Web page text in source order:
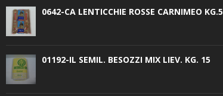
0642-CA LENTICCHIE ROSSE CARNIMEO KG.5
01192-IL SEMIL. BESOZZI MIX LIEV. KG. 15